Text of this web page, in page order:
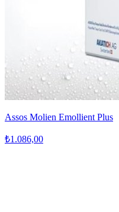
Assos Molien Emollient Plus
₺1.086,00